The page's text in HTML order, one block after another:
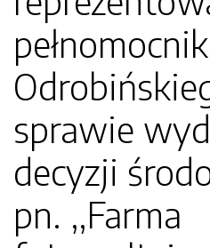
sprawie
decyzji
pn. ,,Farma